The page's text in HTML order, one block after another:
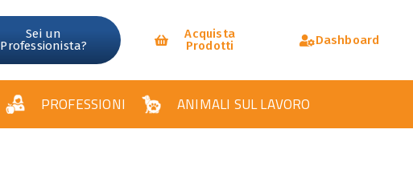
Sei un
Professionista?
Acquista
Prodotti
Dashboard
PROFESSIONI ANIMALI SUL LAVORO